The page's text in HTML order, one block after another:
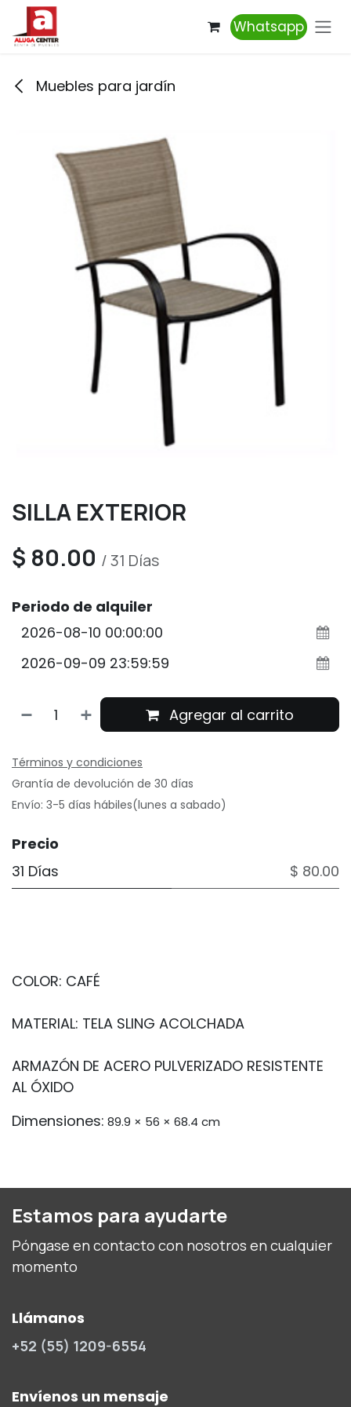
Ir al contenido
Whatsapp
Muebles para jardín
SILLA EXTERIOR
$ 80.00 /31 Días
Periodo de alquiler
Agregar al carrito
Términos y condiciones
Grantía de devolución de 30 días
Envío: 3-5 días hábiles(lunes a sabado)
Precio
31 Días
$ 80.00
COLOR: CAFÉ
MATERIAL: TELA SLING ACOLCHADA
ARMAZÓN DE ACERO PULVERIZADO RESISTENTE
AL ÓXIDO
Dimensiones: 89.9 × 56 × 68.4 cm
Estamos para ayudarte
Póngase en contacto con nosotros en cualquier
momento
Llámanos
+52 (55) 1209-6554
Envíenos un mensaje